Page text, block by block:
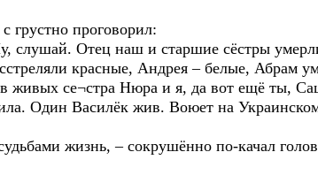
грустно проговорил:
Отец наш и старшие сёстры умерли
красные, Андрея – белые, Абрам
живых се¬стра Нюра и я, да вот ещё ты,
Один Василёк жив. Воюет на
жизнь, – сокрушённо по-качал